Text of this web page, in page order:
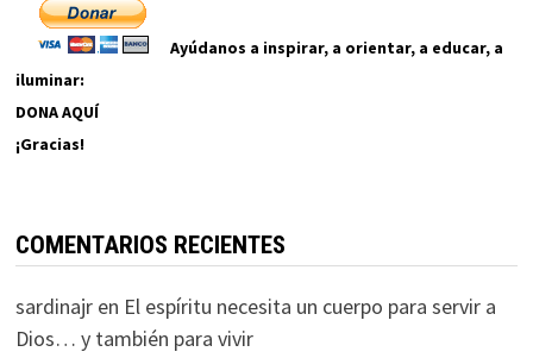
Ayúdanos a inspirar, a orientar, a educar, a
iluminar:
DONA AQUÍ
¡Gracias!
COMENTARIOS RECIENTES
sardinajren El espíritu necesita un cuerpo para servir a
Dios… y también para vivir